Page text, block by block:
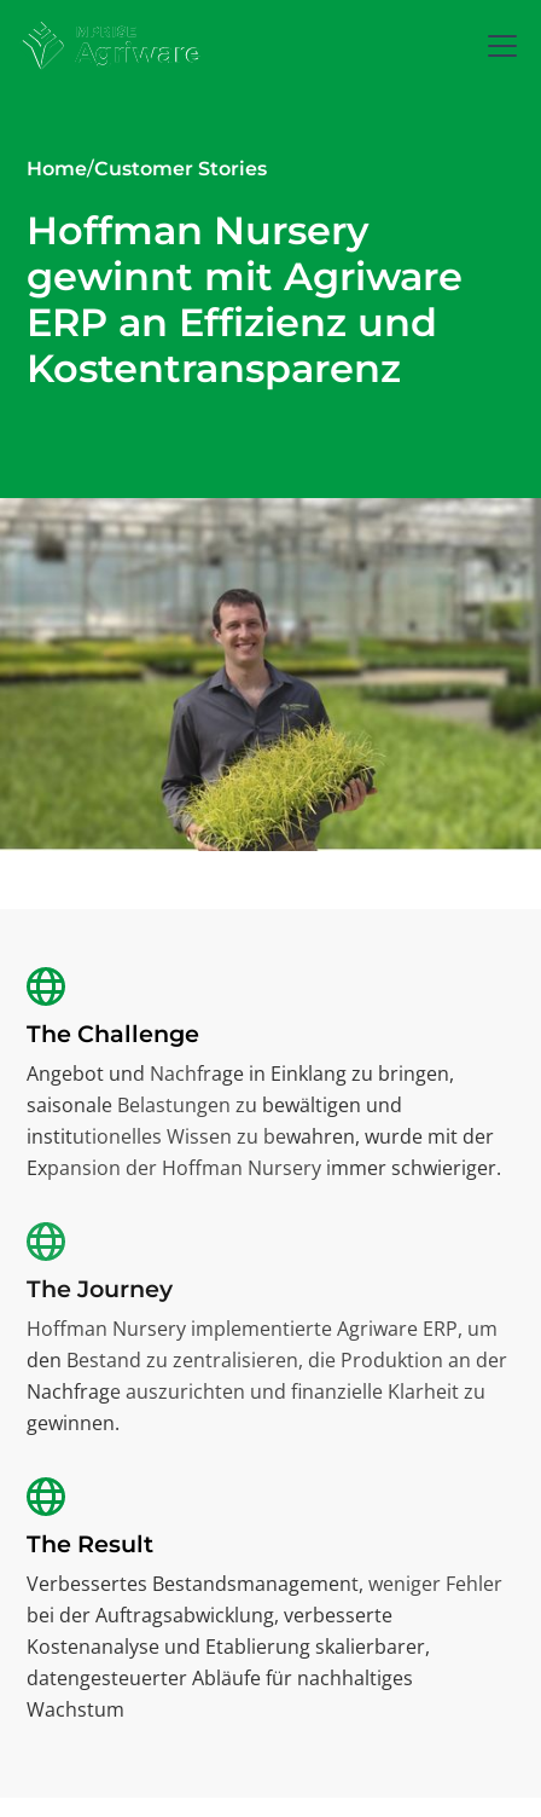
Home/Customer Stories
Hoffman Nursery
gewinnt mit Agriware
ERP an Effizienz und
Kostentransparenz
The Challenge
Angebot und Nachfrage in Einklang zu bringen,
saisonale Belastungen zu bewältigen und
institutionelles Wissen zu bewahren, wurde mit der
Expansion der Hoffman Nursery immer schwieriger.
The Journey
Hoffman Nursery implementierte Agriware ERP, um
den Bestand zu zentralisieren, die Produktion an der
Nachfrage auszurichten und finanzielle Klarheit zu
gewinnen.
The Result
Verbessertes Bestandsmanagement, weniger Fehler
bei der Auftragsabwicklung, verbesserte
Kostenanalyse und Etablierung skalierbarer,
datengesteuerter Abläufe für nachhaltiges
Wachstum